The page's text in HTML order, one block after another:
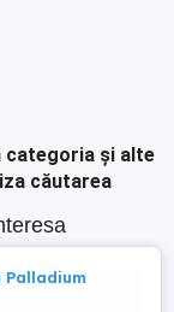
categoria și alte
căutarea
Palladium